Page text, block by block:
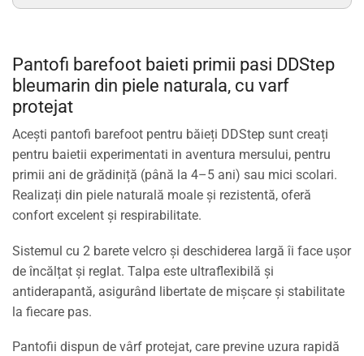
Pantofi barefoot baieti primii pasi DDStep
bleumarin din piele naturala, cu varf
protejat
Acești pantofi barefoot pentru băieți DDStep sunt creați
pentru baietii experimentati in aventura mersului, pentru
primii ani de grădiniță (până la 4–5 ani) sau mici scolari.
Realizați din piele naturală moale și rezistentă, oferă
confort excelent și respirabilitate.
Sistemul cu 2 barete velcro și deschiderea largă îi face ușor
de încălțat și reglat. Talpa este ultraflexibilă și
antiderapantă, asigurând libertate de mișcare și stabilitate
la fiecare pas.
Pantofii dispun de vârf protejat, care previne uzura rapidă